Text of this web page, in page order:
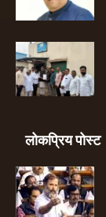
लोकप्रिय पोस्ट